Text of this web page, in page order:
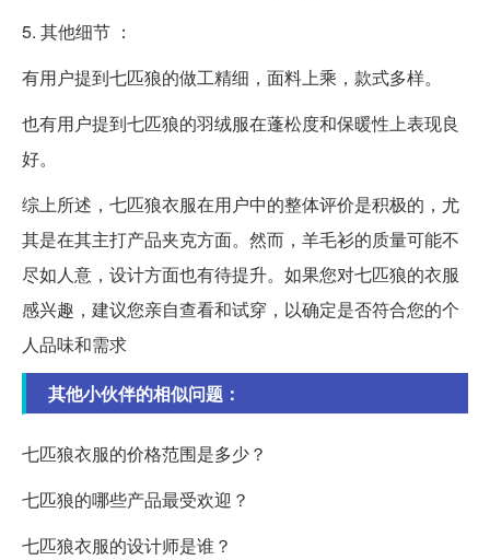
5. 其他细节 ：
有用户提到七匹狼的做工精细，面料上乘，款式多样。
也有用户提到七匹狼的羽绒服在蓬松度和保暖性上表现良
好。
综上所述，七匹狼衣服在用户中的整体评价是积极的，尤
其是在其主打产品夹克方面。然而，羊毛衫的质量可能不
尽如人意，设计方面也有待提升。如果您对七匹狼的衣服
感兴趣，建议您亲自查看和试穿，以确定是否符合您的个
人品味和需求
其他小伙伴的相似问题：
七匹狼衣服的价格范围是多少？
七匹狼的哪些产品最受欢迎？
七匹狼衣服的设计师是谁？